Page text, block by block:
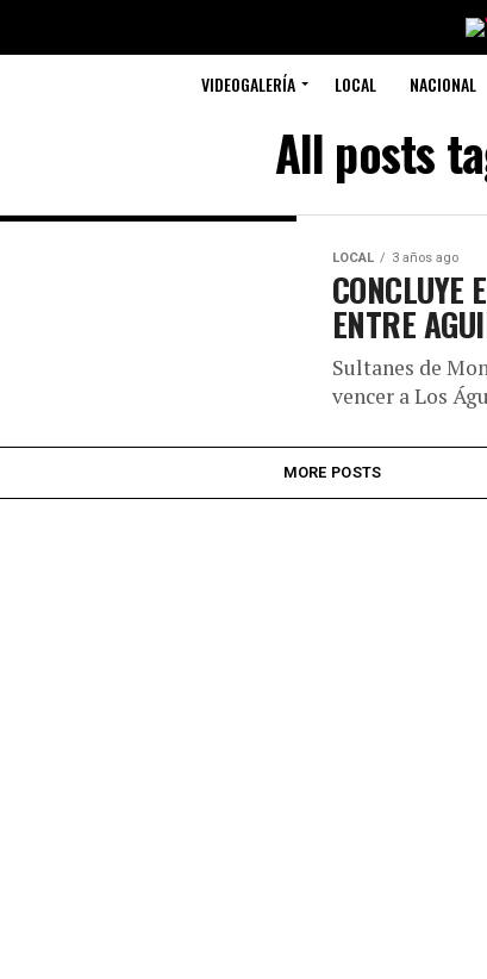
VIDEOGALERÍA LOCAL NACIONAL
All posts
LOCAL 3 años ago
CONCLUYE
ENTRE
Sultanes de
vencer a Los
MORE POSTS